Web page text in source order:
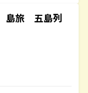
島旅 五島列